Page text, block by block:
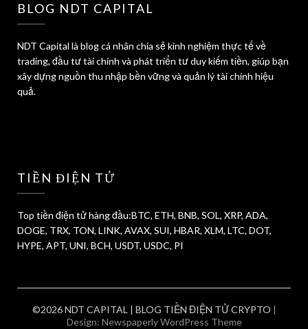
BLOG NDT CAPITAL
NDT Capital là blog cá nhân chia sẻ kinh nghiệm thực tế về
trading, đầu tư tài chính và phát triển tư duy kiếm tiền, giúp bạn
xây dựng nguồn thu nhập bền vững và quản lý tài chính hiệu
quả.
TIỀN ĐIỆN TỬ
Top tiền điện tử hàng đầu:BTC, ETH, BNB, SOL, XRP, ADA,
DOGE, TRX, TON, LINK, AVAX, SUI, HBAR, XLM, LTC, DOT,
HYPE, APT, UNI, BCH, USDT, USDC, PI
©2026 NDT CAPITAL | BLOG TIỀN ĐIỆN TỬ CRYPTO |
Design: Newspaperly WordPress Theme